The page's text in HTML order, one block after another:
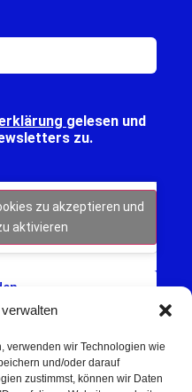
verwenden wir Technologien wie
und/oder darauf
zustimmst, können wir Daten
gelesen und
zu.
zu akzeptieren und
aktivieren